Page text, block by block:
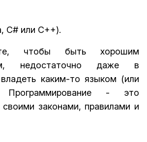
C# или C++).
чтобы быть хорошим
недостаточно даже в
каким-то языком (или
Программирование - это
законами, правилами и